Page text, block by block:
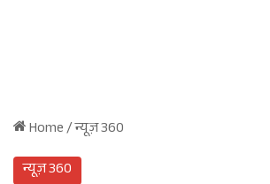
Home/न्यूज़ 360
न्यूज़ 360